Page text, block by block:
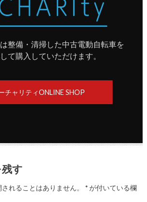
整備・清掃した中古電動自転車を
て購入していただけます。
チャリティONLINE SHOP
す
れることはありません。 *が付いている欄